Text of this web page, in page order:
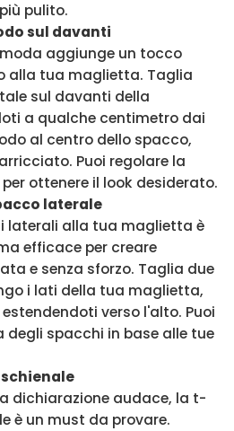
pulito.
sul davanti
aggiunge un tocco
alla tua maglietta. Taglia
sul davanti della
a qualche centimetro dai
al centro dello spacco,
Puoi regolare la
ottenere il look desiderato.
laterale
laterali alla tua maglietta è
efficace per creare
e senza sforzo. Taglia due
i lati della tua maglietta,
verso l'alto. Puoi
degli spacchi in base alle tue
dichiarazione audace, la t-
è un must da provare.